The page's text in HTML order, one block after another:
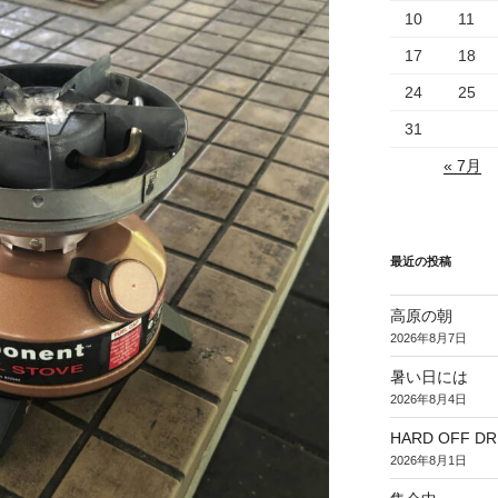
10 11
17 18
24 25
31
« 7月
最近の投稿
高原の朝
2026年8月7日
暑い日には
2026年8月4日
HARD OFF
2026年8月1日